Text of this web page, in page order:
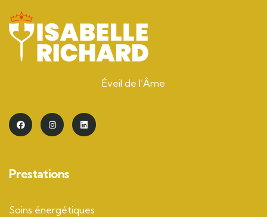
Éveil de l’Âme
Prestations
Soins énergétiques